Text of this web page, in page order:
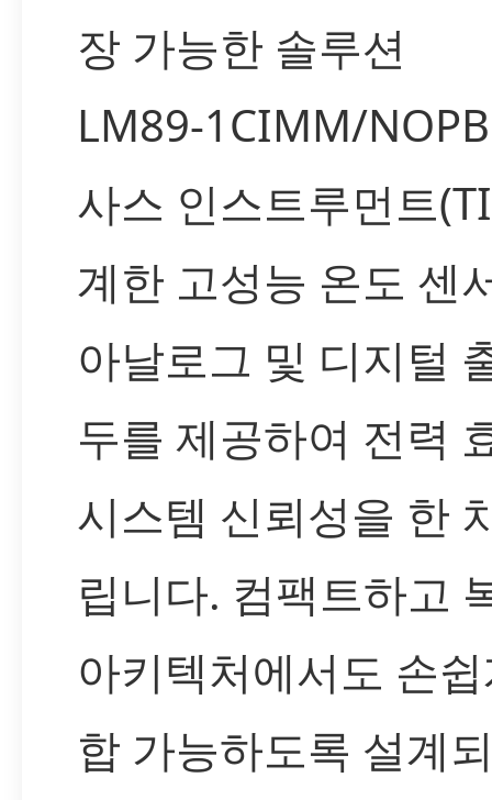
장 가능한 솔루션
LM89-1CIMM/
사스 인스트루먼트
계한 고성능 온도 센
아날로그 및 디지털
두를 제공하여 전력
시스템 신뢰성을 한
립니다. 컴팩트하고
아키텍처에서도 손
합 가능하도록 설계